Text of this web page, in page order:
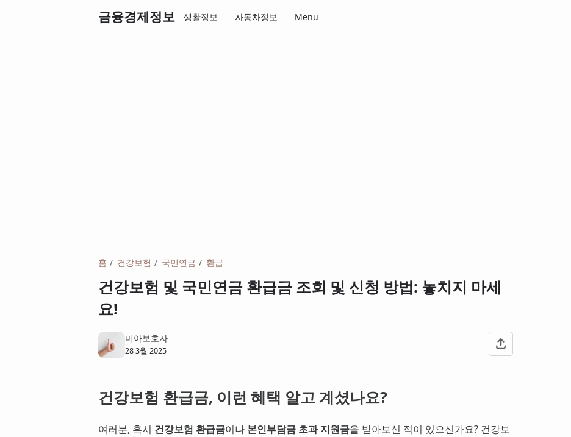
금융경제정보 생활정보 자동차정보 Menu
홈 건강보험 국민연금 환급
건강보험 및 국민연금 환급금 조회 및 신청 방법: 놓치지 마세
요!
미아보호자
28 3월 2025
건강보험 환급금, 이런 혜택 알고 계셨나요?
여러분, 혹시 건강보험 환급금이나 본인부담금 초과 지원금을 받아보신 적이 있으신가요? 건강보